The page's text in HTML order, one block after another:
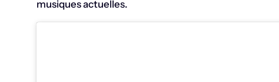
musiques actuelles.